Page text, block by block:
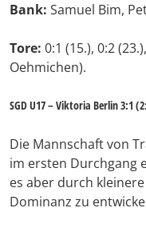
Bank: Samuel Bim,
Tore: 0:1 (15.), 0:2
Oehmichen).
SGD U17 – Viktoria Berlin 3:1
Die Mannschaft von
im ersten Durchgang
es aber durch
Dominanz zu